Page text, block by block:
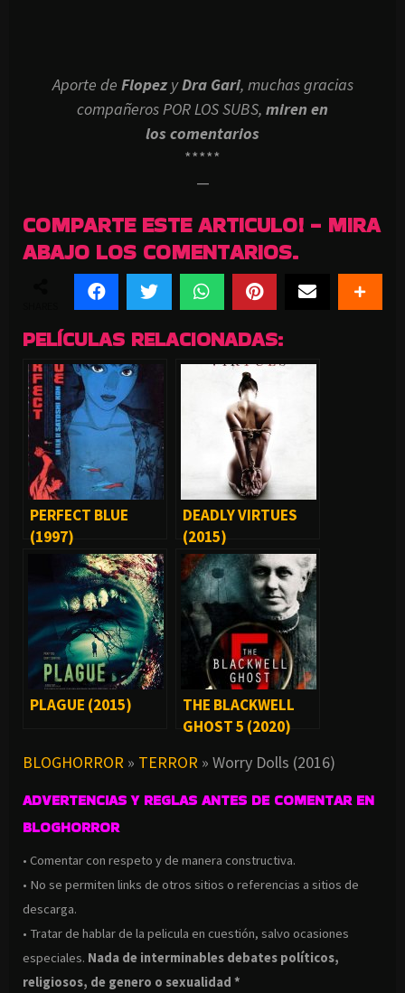
Aporte de FlopezyDra Gari, muchas gracias
compañeros POR LOS SUBS, miren en
loscomentarios
*****
—
COMPARTE ESTE ARTICULO! - MIRA
ABAJO LOS COMENTARIOS.
PELÍCULAS RELACIONADAS:
PERFECT BLUE
(1997)
DEADLY VIRTUES
(2015)
PLAGUE (2015)
THE BLACKWELL
GHOST 5 (2020)
BLOGHORROR » TERROR » Worry Dolls (2016)
ADVERTENCIAS Y REGLAS ANTES DE COMENTAR EN
BLOGHORROR
• Comentar con respeto y de manera constructiva.
• No se permiten links de otros sitios o referencias a sitios de
descarga.
• Tratar de hablar de la pelicula en cuestión, salvo ocasiones
especiales. Nada de interminables debates políticos,
religiosos, de genero o sexualidad *